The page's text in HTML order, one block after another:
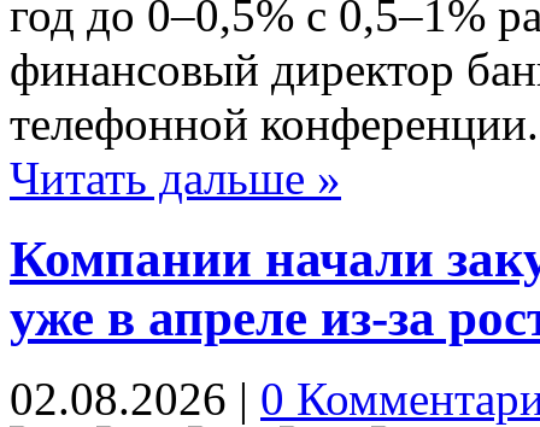
год до 0–0,5% с 0,5–1%
финансовый директор
телефонной
Читать дальше »
Компании начали
уже в апреле из-за
02.08.2026 | 0